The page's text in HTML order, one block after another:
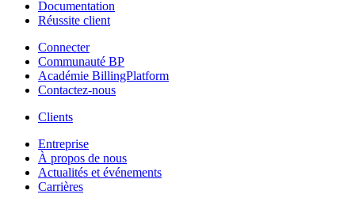
Documentation
Réussite client
Connecter
Communauté BP
Académie BillingPlatform
Contactez-nous
Clients
Entreprise
À propos de nous
Actualités et événements
Carrières